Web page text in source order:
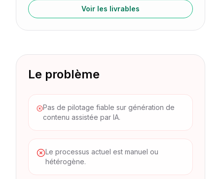
Voir les livrables
Le problème
Pas de pilotage fiable sur génération de
contenu assistée par IA.
Le processus actuel est manuel ou
hétérogène.